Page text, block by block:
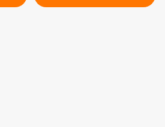
l’extrême-droite >